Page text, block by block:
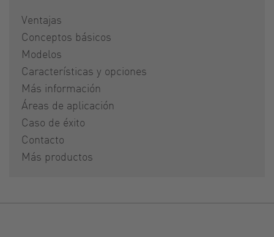
Ventajas
Conceptos básicos
Modelos
Características y opciones
Más información
Áreas de aplicación
Caso de éxito
Contacto
Más productos